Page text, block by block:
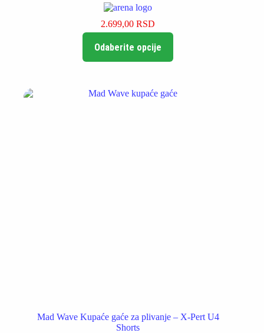
2.699,00RSD
Odaberite opcije
proizvod
Opcije
mogu
Mad Wave Kupaće gaće za plivanje – X-Pert U4
Shorts